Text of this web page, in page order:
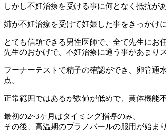
しかし不妊治療を受ける事に何となく抵抗が
姉が不妊治療を受けて妊娠した事をきっかけ
とても信頼できる男性医師で、全て先生にお
先生のおかげで、不妊治療に通う事があまり
フーナーテストで精子の確認ができ、卵管通
点。
正常範囲ではあるが数値が低めで、黄体機能
最初の2~3ヶ月はタイミング指導のみ。
その後、高温期のプラノバールの服用が始まり